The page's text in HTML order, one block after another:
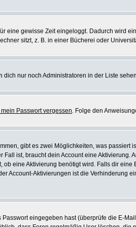
eine gewisse Zeit eingeloggt. Dadurch wird
sitzt, z. B. in einer Bücherei oder
dich nur noch Administratoren in der Liste
mein Passwort vergessen. Folge den
gibt es zwei Möglichkeiten, was passiert
ist, braucht dein Account eine
eine Aktivierung benötigt wird. Falls dir
Account-Aktivierungen ist die Verhinderung
eingegeben hast (überprüfe die E-